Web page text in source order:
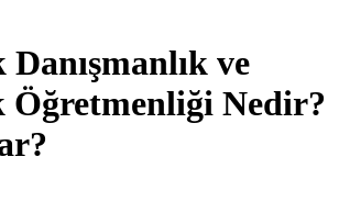
ve
Öğretmenliği Nedir?